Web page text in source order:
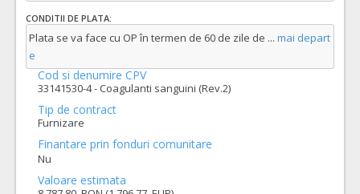
CONDITII DE PLATA:
Plata se va face cu OP în termen de 60 de zile de ... mai depart
e
Cod si denumire CPV
33141530-4 - Coagulanti sanguini (Rev.2)
Tip de contract
Furnizare
Finantare prin fonduri comunitare
Nu
Valoare estimata